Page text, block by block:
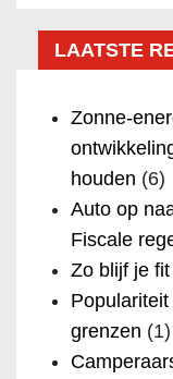
LAATSTE
Zonne-
houden (6)
Auto op
Fiscale
Zo blijf je
grenzen (1)